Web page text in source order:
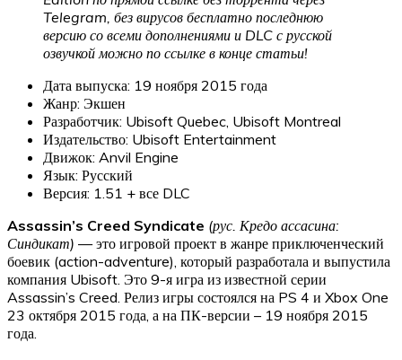
Telegram, без вирусов бесплатно последнюю
версию со всеми дополнениями и DLC с русской
озвучкой можно по ссылке в конце статьи!
Дата выпуска: 19 ноября 2015 года
Жанр: Экшен
Разработчик: Ubisoft Quebec, Ubisoft Montreal
Издательство: Ubisoft Entertainment
Движок: Anvil Engine
Язык: Русский
Версия: 1.51 + все DLC
Assassin’s Creed Syndicate (рус. Кредо ассасина:
Синдикат) — это игровой проект в жанре приключенческий
боевик (action-adventure), который разработала и выпустила
компания Ubisoft. Это 9-я игра из известной серии
Assassin’s Creed. Релиз игры состоялся на PS 4 и Xbox One
23 октября 2015 года, а на ПК-версии – 19 ноября 2015
года.